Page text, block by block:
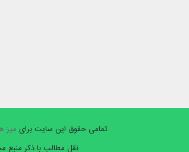
تمامی حقوق این سایت برای میز
نقل مطالب با ذکر منبع